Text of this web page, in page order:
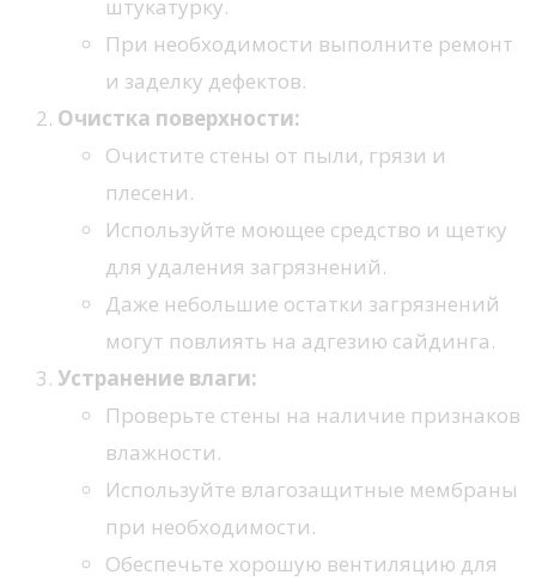
штукатурку.
При необходимости выполните ремонт
и заделку дефектов.
Очистка поверхности:
Очистите стены от пыли, грязи и
плесени.
Используйте моющее средство и щетку
для удаления загрязнений.
Даже небольшие остатки загрязнений
могут повлиять на адгезию сайдинга.
Устранение влаги:
Проверьте стены на наличие признаков
влажности.
Используйте влагозащитные мембраны
при необходимости.
Обеспечьте хорошую вентиляцию для